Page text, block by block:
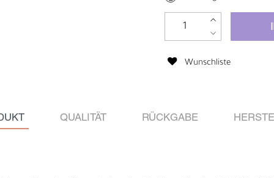
Wunschliste
QUALITÄT RÜCKGABE